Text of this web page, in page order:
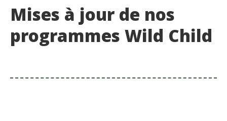
Mises à jour de nos
programmes Wild Child